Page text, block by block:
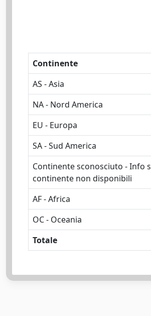
Continente
AS - Asia
NA - Nord America
EU - Europa
SA - Sud America
Continente sconosciuto - Info
continente non disponibili
AF - Africa
OC - Oceania
Totale